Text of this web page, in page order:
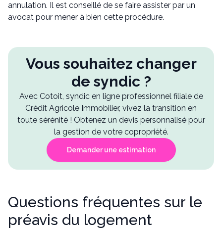
annulation. Il est conseillé de se faire assister par un
avocat pour mener à bien cette procédure.
Vous souhaitez changer
de syndic ?
Avec Cotoit, syndic en ligne professionnel filiale de
Crédit Agricole Immobilier, vivez la transition en
toute sérénité ! Obtenez un devis personnalisé pour
la gestion de votre copropriété.
Demander une estimation
Questions fréquentes sur le
préavis du logement